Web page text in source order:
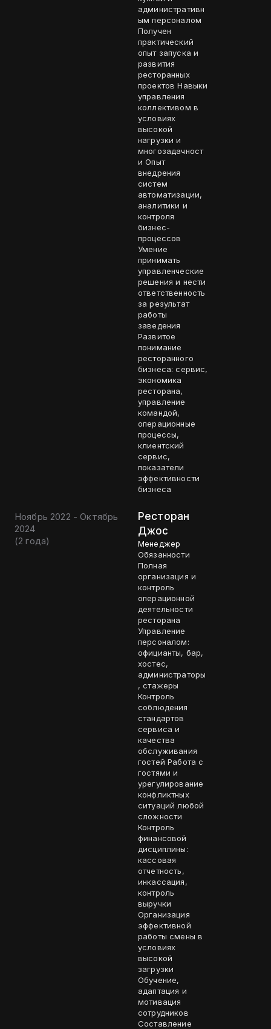
административн
ым персоналом
Получен
практический
опыт запуска и
развития
ресторанных
проектов Навыки
управления
коллективом в
условиях
высокой
нагрузки и
многозадачност
и Опыт
внедрения
систем
автоматизации,
аналитики и
контроля
бизнес-
процессов
Умение
принимать
управленческие
решения и нести
ответственность
за результат
работы
заведения
Развитое
понимание
ресторанного
бизнеса: сервис,
экономика
ресторана,
управление
командой,
операционные
процессы,
клиентский
сервис,
показатели
эффективности
бизнеса
Ноябрь 2022 - Октябрь
2024
(2 года)
Ресторан
Джос
Менеджер
Обязанности
Полная
организация и
контроль
операционной
деятельности
ресторана
Управление
персоналом:
официанты, бар,
хостес,
администраторы
, стажеры
Контроль
соблюдения
стандартов
сервиса и
качества
обслуживания
гостей Работа с
гостями и
урегулирование
конфликтных
ситуаций любой
сложности
Контроль
финансовой
дисциплины:
кассовая
отчетность,
инкассация,
контроль
выручки
Организация
эффективной
работы смены в
условиях
высокой
загрузки
Обучение,
адаптация и
мотивация
сотрудников
Составление